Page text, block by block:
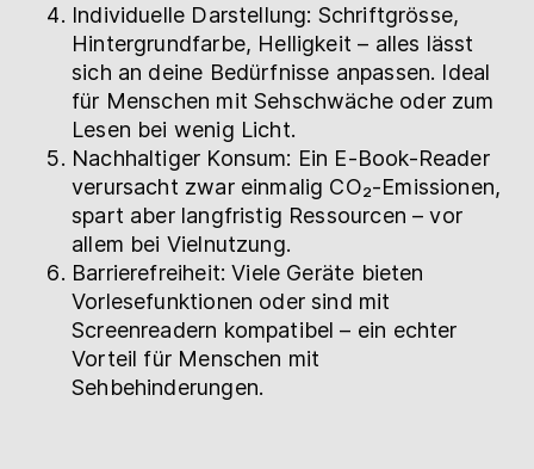
Individuelle Darstellung: Schriftgrösse,
Hintergrundfarbe, Helligkeit – alles lässt
sich an deine Bedürfnisse anpassen. Ideal
für Menschen mit Sehschwäche oder zum
Lesen bei wenig Licht.
Nachhaltiger Konsum: Ein E-Book-Reader
verursacht zwar einmalig CO₂-Emissionen,
spart aber langfristig Ressourcen – vor
allem bei Vielnutzung.
Barrierefreiheit: Viele Geräte bieten
Vorlesefunktionen oder sind mit
Screenreadern kompatibel – ein echter
Vorteil für Menschen mit
Sehbehinderungen.